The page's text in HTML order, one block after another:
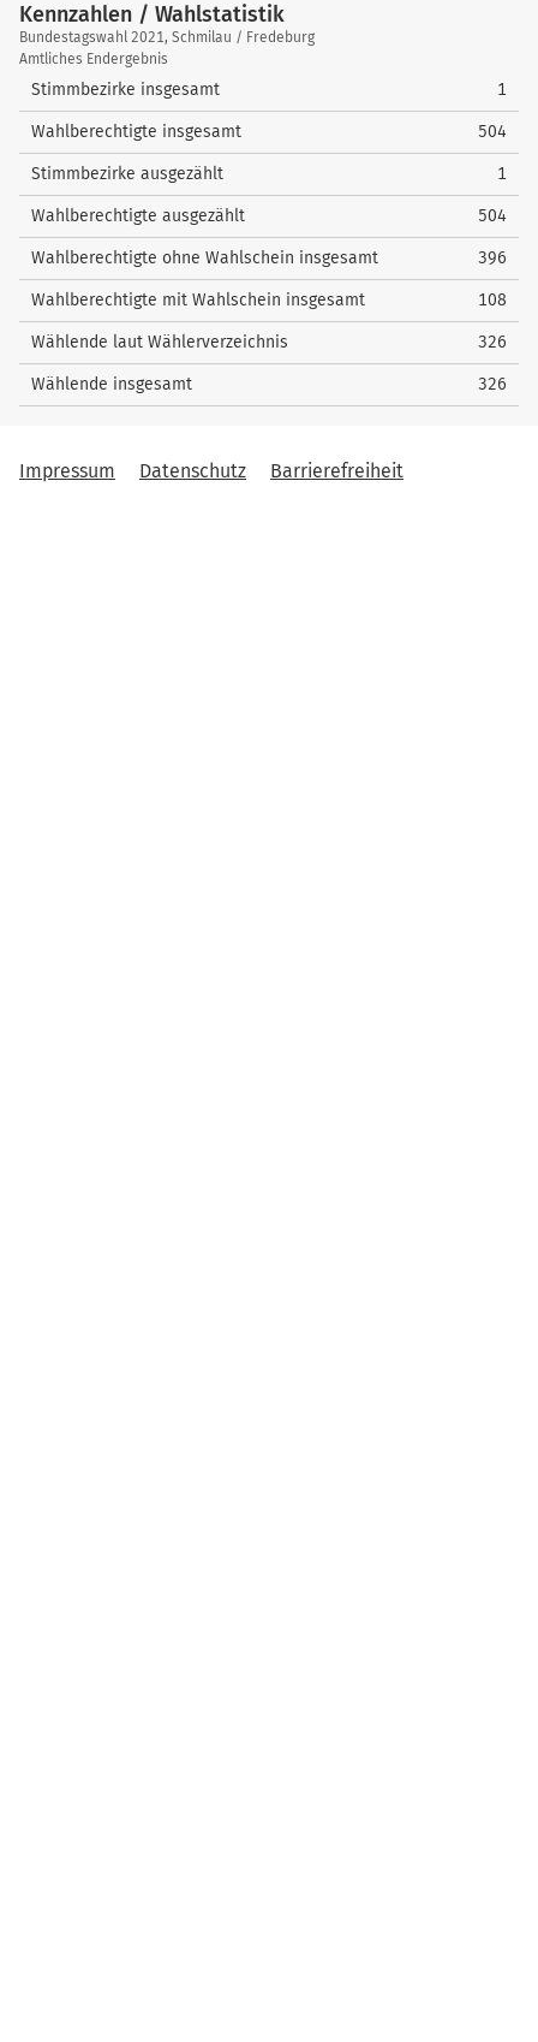
Kennzahlen / Wahlstatistik
Kennzahlen
/
Wahlstatistik
Bundestagswahl 2021, Schmilau / Fredeburg
Amtliches Endergebnis
Stimmbezirke insgesamt 1
Wahlberechtigte insgesamt 504
Stimmbezirke ausgezählt 1
Wahlberechtigte ausgezählt 504
Wahlberechtigte ohne Wahlschein insgesamt 396
Wahlberechtigte mit Wahlschein insgesamt 108
Wählende laut Wählerverzeichnis 326
Wählende insgesamt 326
Impressum Datenschutz Barrierefreiheit